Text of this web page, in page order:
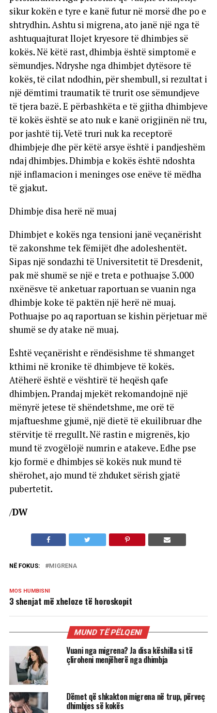
sikur kokën e tyre e kanë futur në morsë dhe po e
shtrydhin. Ashtu si migrena, ato janë një nga të
ashtuquajturat llojet kryesore të dhimbjes së
kokës. Në këtë rast, dhimbja është simptomë e
sëmundjes. Ndryshe nga dhimbjet dytësore të
kokës, të cilat ndodhin, për shembull, si rezultat i
një dëmtimi traumatik të trurit ose sëmundjeve
të tjera bazë. E përbashkëta e të gjitha dhimbjeve
të kokës është se ato nuk e kanë origjinën në tru,
por jashtë tij. Vetë truri nuk ka receptorë
dhimbjeje dhe për këtë arsye është i pandjeshëm
ndaj dhimbjes. Dhimbja e kokës është ndoshta
një inflamacion i meninges ose enëve të mëdha
të gjakut.
Dhimbje disa herë në muaj
Dhimbjet e kokës nga tensioni janë veçanërisht
të zakonshme tek fëmijët dhe adoleshentët.
Sipas një sondazhi të Universitetit të Dresdenit,
pak më shumë se një e treta e pothuajse 3.000
nxënësve të anketuar raportuan se vuanin nga
dhimbje koke të paktën një herë në muaj.
Pothuajse po aq raportuan se kishin përjetuar më
shumë se dy atake në muaj.
Është veçanërisht e rëndësishme të shmanget
kthimi në kronike të dhimbjeve të kokës.
Atëherë është e vështirë të heqësh qafe
dhimbjen. Prandaj mjekët rekomandojnë një
mënyrë jetese të shëndetshme, me orë të
mjaftueshme gjumë, një dietë të ekuilibruar dhe
stërvitje të rregullt. Në rastin e migrenës, kjo
mund të zvogëlojë numrin e atakeve. Edhe pse
kjo formë e dhimbjes së kokës nuk mund të
shërohet, ajo mund të zhduket sërish gjatë
pubertetit.
/DW
NË FOKUS: MIGRENA
MOS HUMBISNI
3 shenjat më xheloze të horoskopit
MUND TË PËLQENI
Vuani nga migrena? Ja disa këshilla si të
çliroheni menjëherë nga dhimbja
Dëmet që shkakton migrena në trup, përveç
dhimbjes së kokës